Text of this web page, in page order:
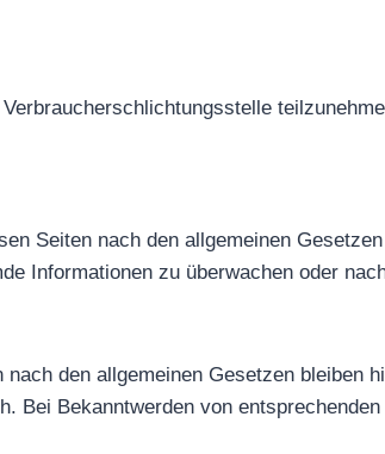
Seiten nach den allgemeinen
Informationen zu überwachen oder
den allgemeinen Gesetzen bleiben
Bekanntwerden von